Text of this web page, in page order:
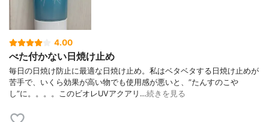
4.00
べた付かない日焼け止め
毎日の日焼け防止に最適な日焼け止め。私はベタベタする日焼け止めが
苦手で、いくら効果が高い物でも使用感が悪いと、”たんすのこや
し”に。。。。このビオレUVアクアリ…続きを見る